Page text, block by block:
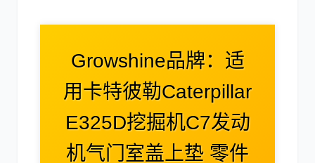
奔驰 加藤
Growshine品牌：适
用卡特彼勒Caterpillar
E325D挖掘机C7发动
机气门室盖上垫 零件